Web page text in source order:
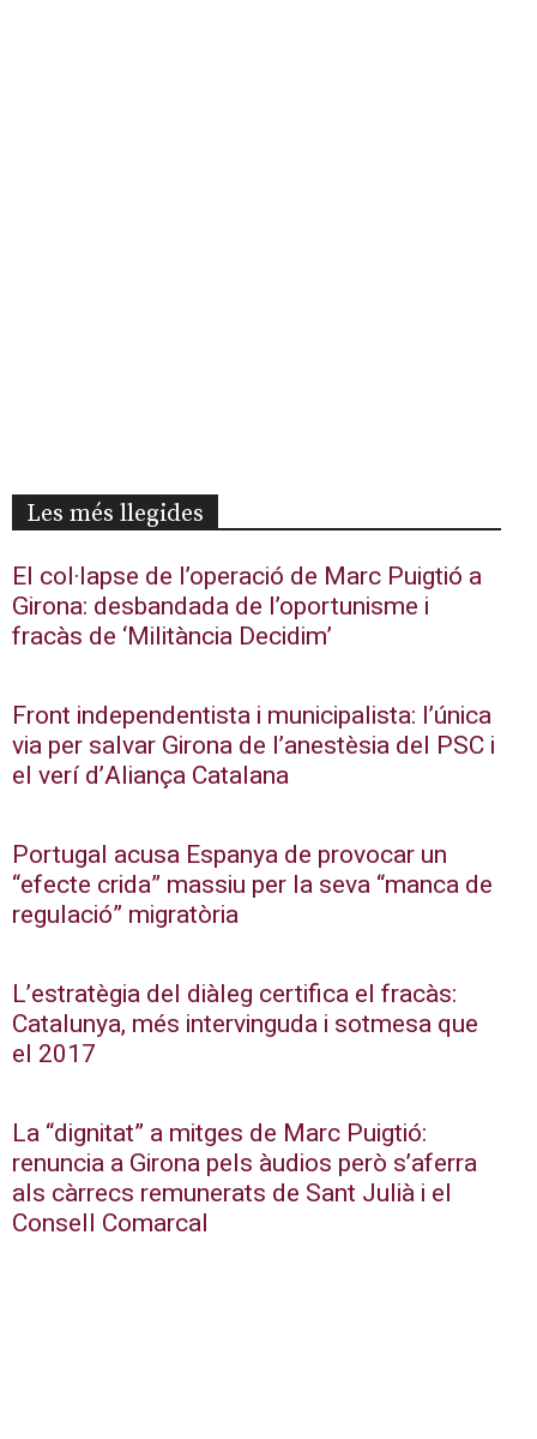
Les més llegides
El col·lapse de l’operació de Marc Puigtió a
Girona: desbandada de l’oportunisme i
fracàs de ‘Militància Decidim’
Front independentista i municipalista: l’única
via per salvar Girona de l’anestèsia del PSC i
el verí d’Aliança Catalana
Portugal acusa Espanya de provocar un
“efecte crida” massiu per la seva “manca de
regulació” migratòria
L’estratègia del diàleg certifica el fracàs:
Catalunya, més intervinguda i sotmesa que
el 2017
La “dignitat” a mitges de Marc Puigtió:
renuncia a Girona pels àudios però s’aferra
als càrrecs remunerats de Sant Julià i el
Consell Comarcal